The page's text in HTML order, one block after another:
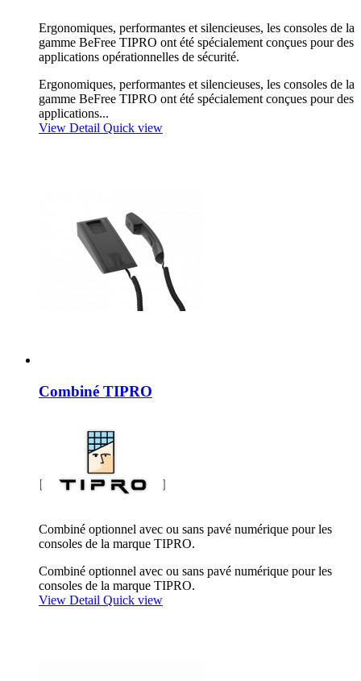
Ergonomiques, performantes et silencieuses, les consoles de la
gamme BeFree TIPRO ont été spécialement conçues pour des
applications opérationnelles de sécurité.
Ergonomiques, performantes et silencieuses, les consoles de la
gamme BeFree TIPRO ont été spécialement conçues pour des
applications...
View Detail Quick view
Combiné TIPRO
Combiné optionnel avec ou sans pavé numérique pour les
consoles de la marque TIPRO.
Combiné optionnel avec ou sans pavé numérique pour les
consoles de la marque TIPRO.
View Detail Quick view